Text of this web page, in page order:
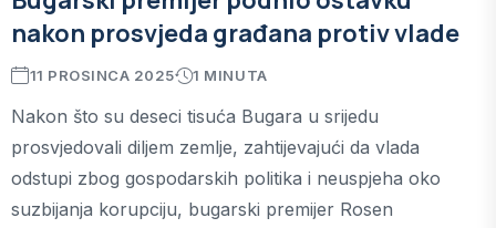
nakon prosvjeda građana protiv vlade
11 PROSINCA 2025 1 MINUTA
Nakon što su deseci tisuća Bugara u srijedu
prosvjedovali diljem zemlje, zahtijevajući da vlada
odstupi zbog gospodarskih politika i neuspjeha oko
suzbijanja korupciju, bugarski premijer Rosen